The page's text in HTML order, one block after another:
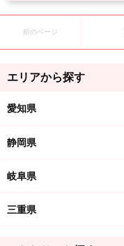
前のページ
エリアから探す
愛知県
静岡県
岐阜県
三重県